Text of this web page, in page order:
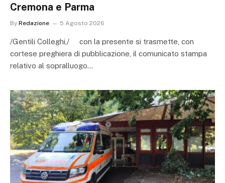
Cremona e Parma
By Redazione 5 Agosto 2026
/Gentili Colleghi,/ con la presente si trasmette, con
cortese preghiera di pubblicazione, il comunicato stampa
relativo al sopralluogo…